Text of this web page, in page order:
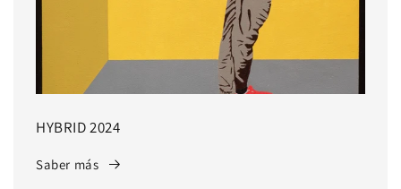
HYBRID 2024
Saber más